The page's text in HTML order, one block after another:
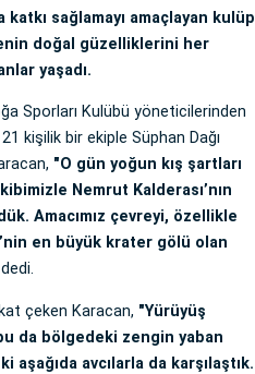
katkı sağlamayı amaçlayan kulüp
doğal güzelliklerini her
yaşadı.
Sporları Kulübü yöneticilerinden
kişilik bir ekiple Süphan Dağı
"O gün yoğun kış şartları
Nemrut Kalderası’nın
Amacımız çevreyi, özellikle
en büyük krater gölü olan
dedi.
çeken Karacan, "Yürüyüş
da bölgedeki zengin yaban
aşağıda avcılarla da karşılaştık.